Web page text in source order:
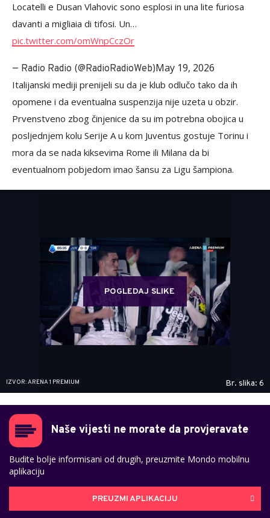
Locatelli e Dusan Vlahovic sono esplosi in una lite furiosa
davanti a migliaia di tifosi. Un…
pic.twitter.com/omWnpCczOr
— Radio Radio (@RadioRadioWeb)May 19, 2026
Italijanski mediji prenijeli su da je klub odlučo tako da ih
opomene i da eventualna suspenzija nije uzeta u obzir.
Prvenstveno zbog činjenice da su im potrebna obojica u
posljednjem kolu Serije A u kom Juventus gostuje Torinu i
mora da se nada kiksevima Rome ili Milana da bi
eventualnom pobjedom imao šansu za Ligu šampiona.
POGLEDAJ SLIKE
IZVOR: ARENA 1 PREMIUM Br. slika: 6
Naše vijesti ne morate da provjeravate
Budite bolje informisani od drugih, preuzmite Mondo mobilnu
aplikaciju
PREUZMI APLIKACIJU